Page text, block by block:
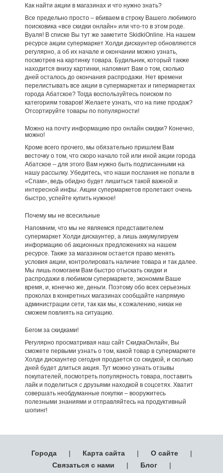
Как найти акции в магазинах и что нужно знать?
Все предельно просто – вбиваем в строку Вашего любимого
поисковика «все скидки онлайн» или что-то в этом роде.
Вуаля! В списке Вы тут же заметите SkidkiOnline. На нашем
ресурсе акции супермаркет Холди дискаунтер обновляются
регулярно, а об их начале и окончании можно узнать,
посмотрев на картинку товара. Будильник, который также
находится внизу картинки, напомнит Вам о том, сколько
дней осталось до окончания распродажи. Нет времени
перелистывать все акции в супермаркетах и гипермаркетах
города Абатское? Тогда воспользуйтесь поиском по
категориям товаров! Желаете узнать, что на пике продаж?
Отсортируйте товары по популярности!
Можно на почту информацию про онлайн скидки? Конечно,
можно!
Кроме всего прочего, мы обязательно пришлем Вам
весточку о том, что скоро начало той или иной акции города
Абатское – для этого Вам нужно быть подписанными на
нашу рассылку. Убедитесь, что наши послания не попали в
«Спам», ведь обидно будет лишиться такой важной и
интересной инфы. Акции супермаркетов пролетают очень
быстро, успейте купить нужное!
Почему мы не всесильные
Напомним, что мы не являемся представителем
супермаркет Холди дискаунтер, а лишь аккумулируем
информацию об акционных предложениях на нашем
ресурсе. Также за магазином остается право менять
условия акции, контролировать наличие товара и так далее.
Мы лишь помогаем Вам быстро отыскать скидки и
распродажи в любимом супермаркете, экономим Ваше
время, и, конечно же, деньги. Поэтому обо всех серьезных
проколах в конкретных магазинах сообщайте напрямую
администрации сети, так как мы, к сожалению, никак не
сможем повлиять на ситуацию.
Бегом за скидками!
Регулярно просматривая наш сайт СкидкаОнлайн, Вы
сможете первыми узнать о том, какой товар в супермаркете
Холди дискаунтер сегодня продается со скидкой, и сколько
дней будет длиться акция. Тут можно узнать отзывы
покупателей, посмотреть популярность товара, поставить
лайк и поделиться с друзьями находкой в соцсетях. Хватит
совершать необдуманные покупки – вооружитесь
полезными знаниями и отправляйтесь на продуктивный
шопинг!
Города | Карта сайта | О сайте
|
Связаться с нами
| Блог
|